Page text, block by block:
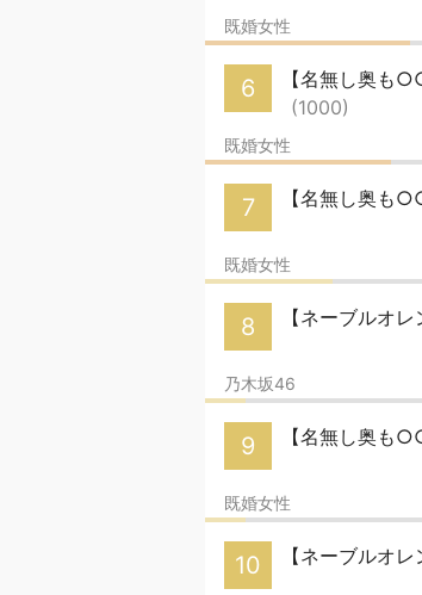
既婚女性
6
【名無し奥も
(1000)
既婚女性
7 【名無し奥も
既婚女性
8 【ネーブルオ
乃木坂46
9 【名無し奥も
既婚女性
10 【ネーブルオ